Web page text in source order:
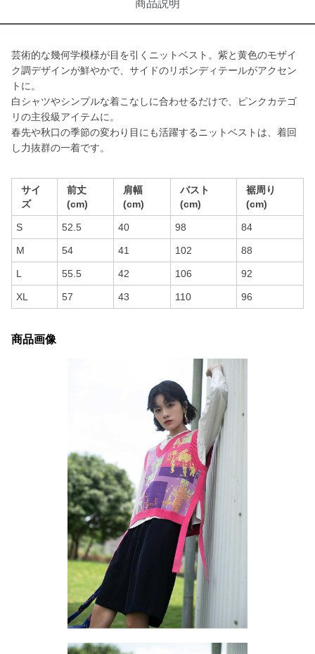
商品説明
芸術的な幾何学模様が目を引くニットベスト。紫と黄色のモザイ
ク調デザインが鮮やかで、サイドのリボンディテールがアクセン
トに。
白シャツやシンプルな着こなしに合わせるだけで、ピンクカテゴ
リの主役級アイテムに。
春先や秋口の季節の変わり目にも活躍するニットベストは、着回
し力抜群の一着です。
サイ
ズ
前丈
(cm)
肩幅
(cm)
バスト
(cm)
裾周り
(cm)
S 52.5 40 98 84
M 54 41 102 88
L 55.5 42 106 92
XL 57 43 110 96
商品画像